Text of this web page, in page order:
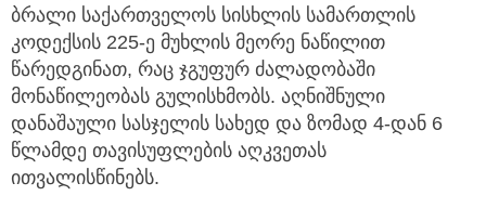
ბრალი საქართველოს სისხლის სამართლის
კოდექსის 225-ე მუხლის მეორე ნაწილით
წარედგინათ, რაც ჯგუფურ ძალადობაში
მონაწილეობას გულისხმობს. აღნიშნული
დანაშაული სასჯელის სახედ და ზომად 4-დან 6
წლამდე თავისუფლების აღკვეთას
ითვალისწინებს.